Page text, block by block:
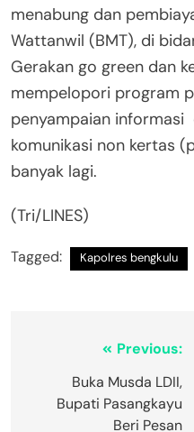
menabung dan
Wattanwil (BMT), di
Gerakan go green dan
mempelopori program
penyampaian informasi
komunikasi non kertas
banyak lagi.
(Tri/LINES)
Tagged: Kapolres bengkulu
Previous:
Buka Musda LDII,
Bupati Pasangkayu
Beri Pesan